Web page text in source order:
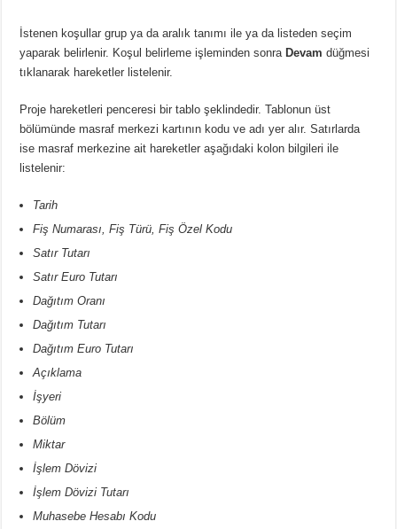
İstenen koşullar grup ya da aralık tanımı ile ya da listeden seçim
yaparak belirlenir. Koşul belirleme işleminden sonra Devam düğmesi
tıklanarak hareketler listelenir.
Proje hareketleri penceresi bir tablo şeklindedir. Tablonun üst
bölümünde masraf merkezi kartının kodu ve adı yer alır. Satırlarda
ise masraf merkezine ait hareketler aşağıdaki kolon bilgileri ile
listelenir:
Tarih
Fiş Numarası, Fiş Türü, Fiş Özel Kodu
Satır Tutarı
Satır Euro Tutarı
Dağıtım Oranı
Dağıtım Tutarı
Dağıtım Euro Tutarı
Açıklama
İşyeri
Bölüm
Miktar
İşlem Dövizi
İşlem Dövizi Tutarı
Muhasebe Hesabı Kodu